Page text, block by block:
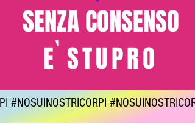
SENZA CONSENSO
E STUPRO
'
#NOSUINOSTRICORPI